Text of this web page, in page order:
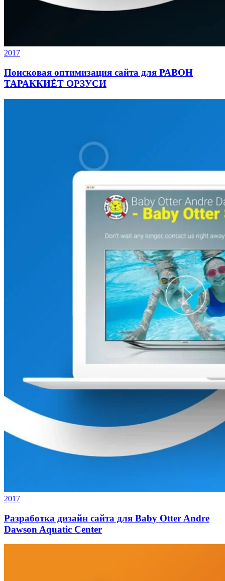
2017
Поисковая оптимизация сайта для РАВОН
ТАРАККИЁТ ОРЗУСИ
2017
Разработка дизайн сайта для Baby Otter Andre
Dawson Aquatic Center